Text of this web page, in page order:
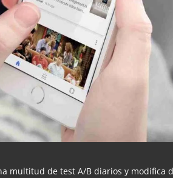
multitud de test A/B diarios y modifica